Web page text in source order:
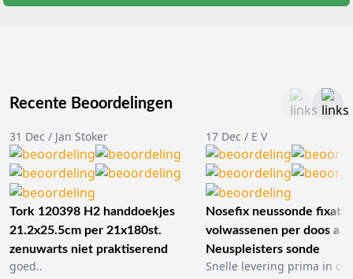
Recente Beoordelingen
31 Dec / Jan Stoker
Tork 120398 H2 handdoekjes
21.2x25.5cm per 21x180st.
zenuwarts niet praktiserend
goed..
17 Dec / E V
Nosefix neussonde
volwassenen per doos a
Neuspleisters sonde
Snelle levering prima in